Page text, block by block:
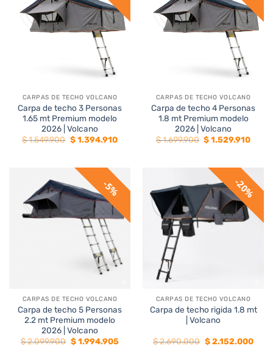
CARPAS DE TECHO VOLCANO
Carpa de techo 3 Personas
1.65 mt Premium modelo
2026 | Volcano
$1.549.900 El
precio
$ 1.549.900.
$1.394.910El
CARPAS DE TECHO VOLCANO
Carpa de techo 4 Personas
1.8 mt Premium modelo
2026 | Volcano
$1.699.900 El
precio
$ 1.699.900.
$1.529.910El
5%
CARPAS DE TECHO VOLCANO
Carpa de techo 5 Personas
2.2 mt Premium modelo
2026 | Volcano
$2.099.900 El
precio
$1.994.905El
20%
CARPAS DE TECHO VOLCANO
Carpa de techo rigida 1.8 mt
| Volcano
$2.690.000 El
precio
$2.152.000El